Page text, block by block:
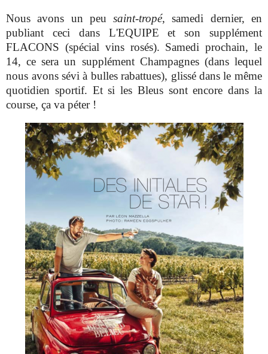
Nous avons un peusaint-tropé, samedi dernier, en
publiant ceci dans L'EQUIPE et son supplément
FLACONS (spécial vins rosés). Samedi prochain, le
14, ce sera un supplément Champagnes (dans lequel
nous avons sévi à bulles rabattues), glissé dans le même
quotidien sportif. Et si les Bleus sont encore dans la
course, ça va péter !